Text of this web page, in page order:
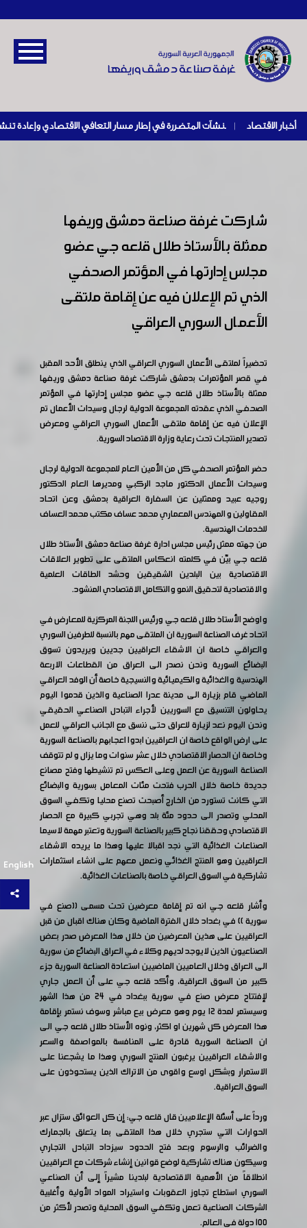
أخبار الاقتصاد |
English
شاركت غرفة صناعة دمشق وريفها
ممثلة بالأستاذ طلال قلعه جي عضو
مجلس إدارتها في المؤتمر الصحفي
الذي تم الإعلان فيه عن إقامة ملتقى
الأعمال السوري العراقي
تحضيراً لملتقى الأعمال السوري العراقي الذي ينطلق الأحد المقبل
في قصر المؤتمرات بدمشق شاركت غرفة صناعة دمشق وريفها
ممثلة بالأستاذ طلال قلعه جي عضو مجلس إدارتها في المؤتمر
الصحفي الذي عقدته المجموعة الدولية لرجال وسيدات الأعمال تم
الإعلان فيه عن إقامة ملتقى الأعمال السوري العراقي ومعرض
تصدير المنتجات تحت رعاية وزارة الاقتصاد السورية.
حضر المؤتمر الصحفي كل من الأمين العام للمجموعة الدولية لرجال
وسيدات الأعمال الدكتور ماجد الركبي ومديرها العام الدكتور
روجيه عبيد وممثلين عن السفارة العراقية بدمشق وعن اتحاد
المقاولين و المهندس المعماري محمد عساف مكتب محمد العساف
للخدمات الهندسية.
من جهته ممثل رئيس مجلس ادارة غرفة صناعة دمشق الأستاذ طلال
قلعه جي بيّن في كلمته انعكاس الملتقى على تطوير العلاقات
الاقتصادية بين البلدين الشقيقين وحشد الطاقات العلمية
والاقتصادية لتحقيق النمو والتكامل الاقتصادي المنشود.
واوضح الأستاذ طلال قلعه جي ورئيس اللجنة المركزية للمعارض في
اتحاد غرف الصناعة السورية ان الملتقى مهم بالنسبة للطرفين السوري
والعراقي خاصة ان الاشقاء العراقيين جديين ويريدون تسوق
البضائع السورية ونحن نصدر الى العراق من القطاعات الاربعة
الهندسية والغذائية والكيميائية والنسيجية خاصة أن الوفد العراقي
الماضي قام بزيارة الى مدينة عدرا الصناعية والذين قدموا اليوم
يحاولون التنسيق مع السوريين لأجراء التبادل الصناعي الحقيقي
ونحن اليوم نعد لزيارة للعراق حتى ننسق مع الجانب العراقي للعمل
على ارض الواقع خاصة ان العراقيين ابدوا اعجابهم بالصناعة السورية
وخاصة ان الحصار الاقتصادي خلال عشر سنوات وما يزال و لم تتوقف
الصناعة السورية عن العمل وعلى العكس تم تنشيطها وفتح مصانع
جديدة خاصة خلال الحرب فتحت مئات المعامل بسورية والبضائع
التي كانت تستورد من الخارج أصبحت تصنع محليا وتكفي السوق
المحلي وتصدر الى حدود مئة بلد وهي تجربي كبيرة مع الحصار
الاقتصادي وحققنا نجاح كبير بالصناعة السورية وتعتبر مهمة لاسيما
الصناعات الغذائية التي نجد اقبالا عليها وهذا ما يريده الاشقاء
العراقيين وهو المنتج الغذائي ونعمل معهم على انشاء استثمارات
تشاركية في السوق العراقي خاصة بالصناعات الغذائية.
وأشار قلعه جي انه تم إقامة معرضين تحت مسمى ((صنع في
سورية )) في بغداد خلال الفترة الماضية وكان هناك اقبال من قبل
العراقيين على هذين المعرضين من خلال هذا المعرض صدر بعض
الصناعيون الذين لايوجد لديهم وكلاء في العراق البضائع من سورية
الى العراق وخلال العاميين الماضيين استعادة الصناعة السورية جزء
كبير من السوق العراقية، وأكد قلعه جي على أن العمل جاري
لإفتتاح معرض صنع في سورية ببغداد في 24 من هذا الشهر
وسيستمر لمدة ١٢ يوم وهو معرض بيع مباشر وسوف نستمر بإقامة
هذا المعرض كل شهرين او اكثر، ونوه الأستاذ طلال قلعه جي الى
ان الصناعة السورية قادرة على المنافسة بالمواصفة والسعر
والاشقاء العراقيين يرغبون المنتج السوري وهذا ما يشجعنا على
الاستمرار وبشكل اوسع واقوى من الاتراك الذين يستحوذون على
السوق العراقية.
ورداً على أسئلة الإعلاميين قال قلعه جي: إن كل العوائق ستزال عبر
الحوارات التي ستجري خلال هذا الملتقى بما يتعلق بالجمارك
والضرائب والرسوم وبعد فتح الحدود سيزداد التبادل التجاري
وسيكون هناك تشاركية لوضع قوانين إنشاء شركات مع العراقيين
انطلاقاً من الأهمية الاقتصادية لبلدينا مشيراً إلى أن الصناعي
السوري استطاع تجاوز العقوبات واستيراد المواد الأولية وأغلبية
الشركات الصناعية تعمل وتكفي السوق المحلية وتصدر لأكثر من
100 دولة في العالم.